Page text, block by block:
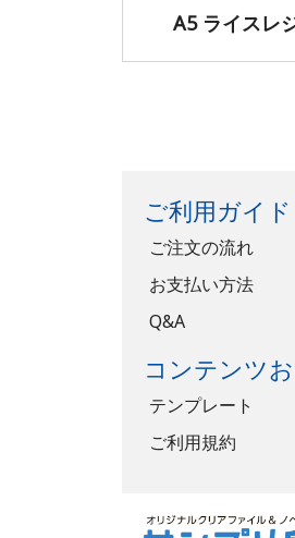
A5 ライスレ
ご利用ガイド
ご注文の流れ
お支払い方法
Q&A
コンテンツ
テンプレート
ご利用規約